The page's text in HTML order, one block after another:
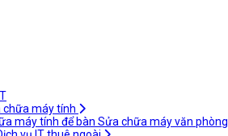
chữa máy tính
máy tính để bàn Sửa chữa máy văn phòng